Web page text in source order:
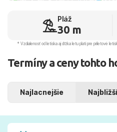
Pláž
30 m
* Vzdialenosť od letiska aj dľžka letu platí pre príletové
Termíny a ceny tohto
Najlacnejšie